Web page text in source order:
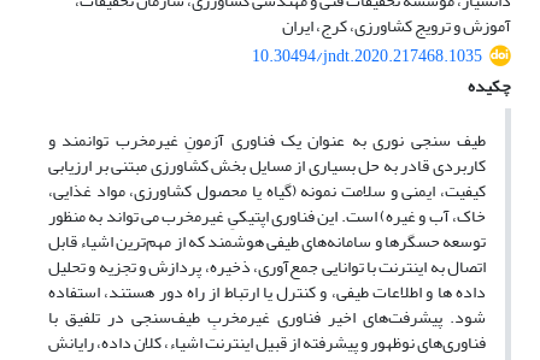
آموزش و ترویج کشاورزی، کرج، ایران
10.30494/jndt.2020.217468.1035
چکیده
طیف سنجی نوری به عنوان یک فناوری آزمونِ غیرمخرب توانمند و
کاربردی قادر به حل بسیاری از مسایل بخش کشاورزی مبتنی بر ارزیابی
کیفیت، ایمنی و سلامت نمونه (گیاه یا محصول کشاورزی، مواد غذایی،
خاک، آب و غیره) است. این فناوری اپتیکیِ غیرمخرب می تواند به منظور
توسعه حسگرها و سامانه‌های طیفی هوشمند که از مهم‌ترین اشیاء قابل
اتصال به اینترنت با توانایی جمع‌آوری، ذخیره، پردازش و تجزیه و تحلیل
داده ها و اطلاعات طیفی، و کنترل یا ارتباط از راه دور هستند، استفاده
شود. پیشرفت‌های اخیر فناوری غیرمخربِ طیف‌سنجی در تلفیق با
فناوری‌های‌ نوظهور و پیشرفته از قبیل اینترنت اشیاء، کلان داده‌، رایانش